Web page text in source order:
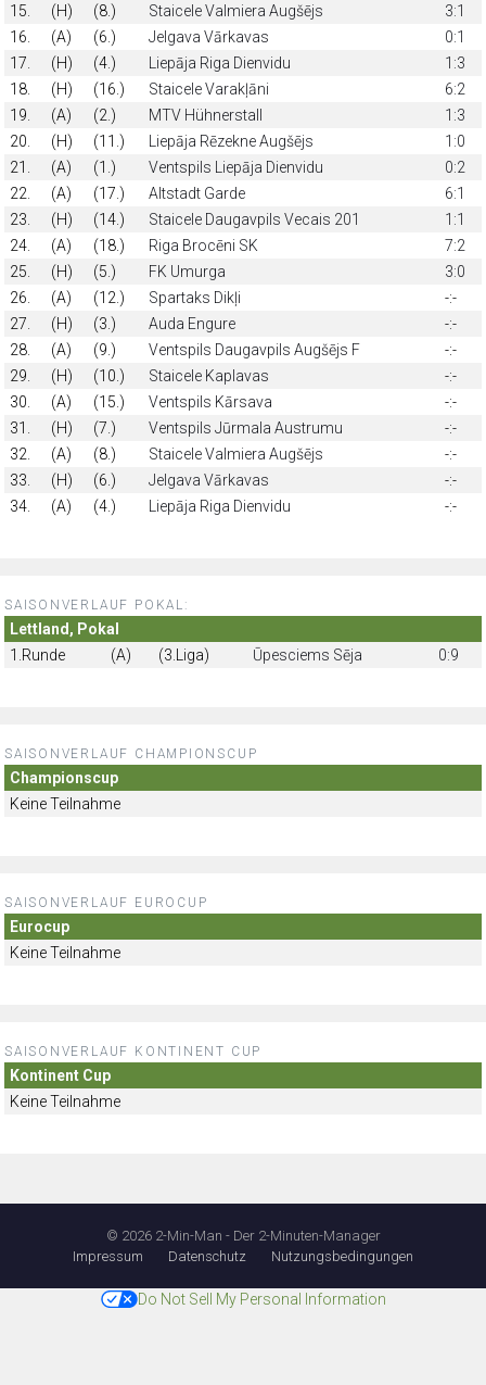
15.
(H) (8.) Staicele Valmiera Augšējs
3:1
16.
(A) (6.) Jelgava Vārkavas
0:1
17.
(H) (4.) Liepāja Riga Dienvidu
1:3
18.
(H) (16.) Staicele Varakļāni
6:2
19.
(A) (2.) MTV Hühnerstall
1:3
20.
(H) (11.) Liepāja Rēzekne Augšējs
1:0
21.
(A) (1.) Ventspils Liepāja Dienvidu
0:2
22.
(A) (17.) AItstadt Garde
6:1
23.
(H) (14.) Staicele Daugavpils Vecais 201
1:1
24.
(A) (18.) Riga Brocēni SK
7:2
25.
(H) (5.) FK Umurga
3:0
26.
(A) (12.) Spartaks Dikļi
-:-
27.
(H) (3.) Auda Engure
-:-
28.
(A) (9.) Ventspils Daugavpils Augšējs F
-:-
29.
(H) (10.) Staicele Kaplavas
-:-
30.
(A) (15.) Ventspils Kārsava
-:-
31.
(H) (7.) Ventspils Jūrmala Austrumu
-:-
32.
(A) (8.) Staicele Valmiera Augšējs
-:-
33.
(H) (6.) Jelgava Vārkavas
-:-
34.
(A) (4.) Liepāja Riga Dienvidu -:-
SAISONVERLAUF POKAL:
Lettland, Pokal
1.Runde
(A) (3.Liga) Ūpesciems Sēja 0:9
SAISONVERLAUF CHAMPIONSCUP
Championscup
Keine Teilnahme
SAISONVERLAUF EUROCUP
Eurocup
Keine Teilnahme
SAISONVERLAUF KONTINENT CUP
Kontinent Cup
Keine Teilnahme
© 2026 2-Min-Man - Der 2-Minuten-Manager
Impressum
Datenschutz Nutzungsbedingungen
Do Not Sell My Personal Information